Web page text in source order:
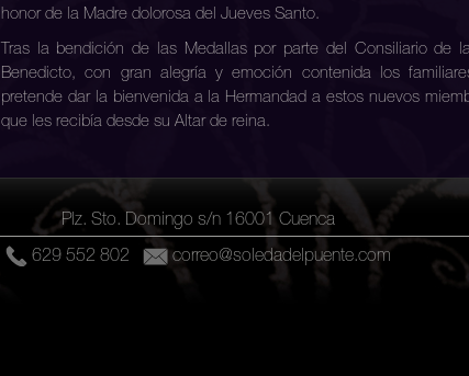
honor de la Madre dolorosa del Jueves Santo.
Tras la bendición de las Medallas por parte del Consiliario de
Benedicto, con gran alegría y emoción contenida los
pretende dar la bienvenida a la Hermandad a estos nuevos
que les recibía desde su Altar de reina.
Serrano Rodríguez, Verónica Castrillo Molero, Valeria Checa
Javier Lacasa Utiel, Mario Mercadillo Barambio, Mara
Fernández, Pablo Muñoz Medina, Marcos Soria Valera, Zeus
Martínez, Julián Caballero Auñón, Gala Ramos Montero,
Montero, Abril del Moral Castro, Adriana Mª Escamilla de la
Plz. Sto. Domingo s/n 16001 Cuenca
629 552 802 correo@soledadelpuente.com